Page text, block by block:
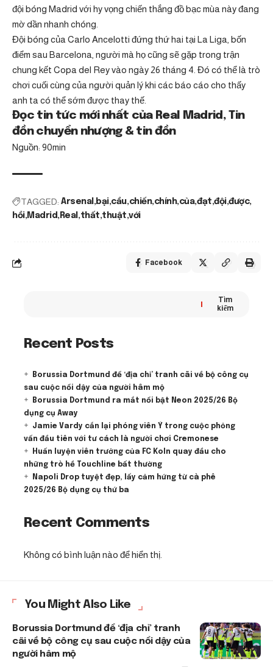
đội bóng Madrid với hy vọng chiến thắng đồ bạc mùa này đang
mờ dần nhanh chóng.
Đội bóng của Carlo Ancelotti đứng thứ hai tại La Liga, bốn
điểm sau Barcelona, ​​người mà họ cũng sẽ gặp trong trận
chung kết Copa del Rey vào ngày 26 tháng 4. Đó có thể là trò
chơi cuối cùng của người quản lý khi các báo cáo cho thấy
anh ta có thể sớm được thay thế.
Đọc tin tức mới nhất của Real Madrid, Tin
đồn chuyển nhượng & tin đồn
Nguồn: 90min
TAGGED: Arsenal bại cầu chiến chính của đạt đội được
hồi Madrid Real thất thuật với
Facebook
Tìm
kiếm
Recent Posts
Borussia Dortmund để ‘địa chỉ’ tranh cãi về bộ công cụ
sau cuộc nổi dậy của người hâm mộ
Borussia Dortmund ra mắt nổi bật Neon 2025/26 Bộ
dụng cụ Away
Jamie Vardy cắn lại phóng viên Ý trong cuộc phỏng
vấn đầu tiên với tư cách là người chơi Cremonese
Huấn luyện viên trưởng của FC Koln quay đầu cho
những trò hề Touchline bất thường
Napoli Drop tuyệt đẹp, lấy cảm hứng từ cà phê
2025/26 Bộ dụng cụ thứ ba
Recent Comments
Không có bình luận nào để hiển thị.
You Might Also Like
Borussia Dortmund để ‘địa chỉ’ tranh
cãi về bộ công cụ sau cuộc nổi dậy của
người hâm mộ